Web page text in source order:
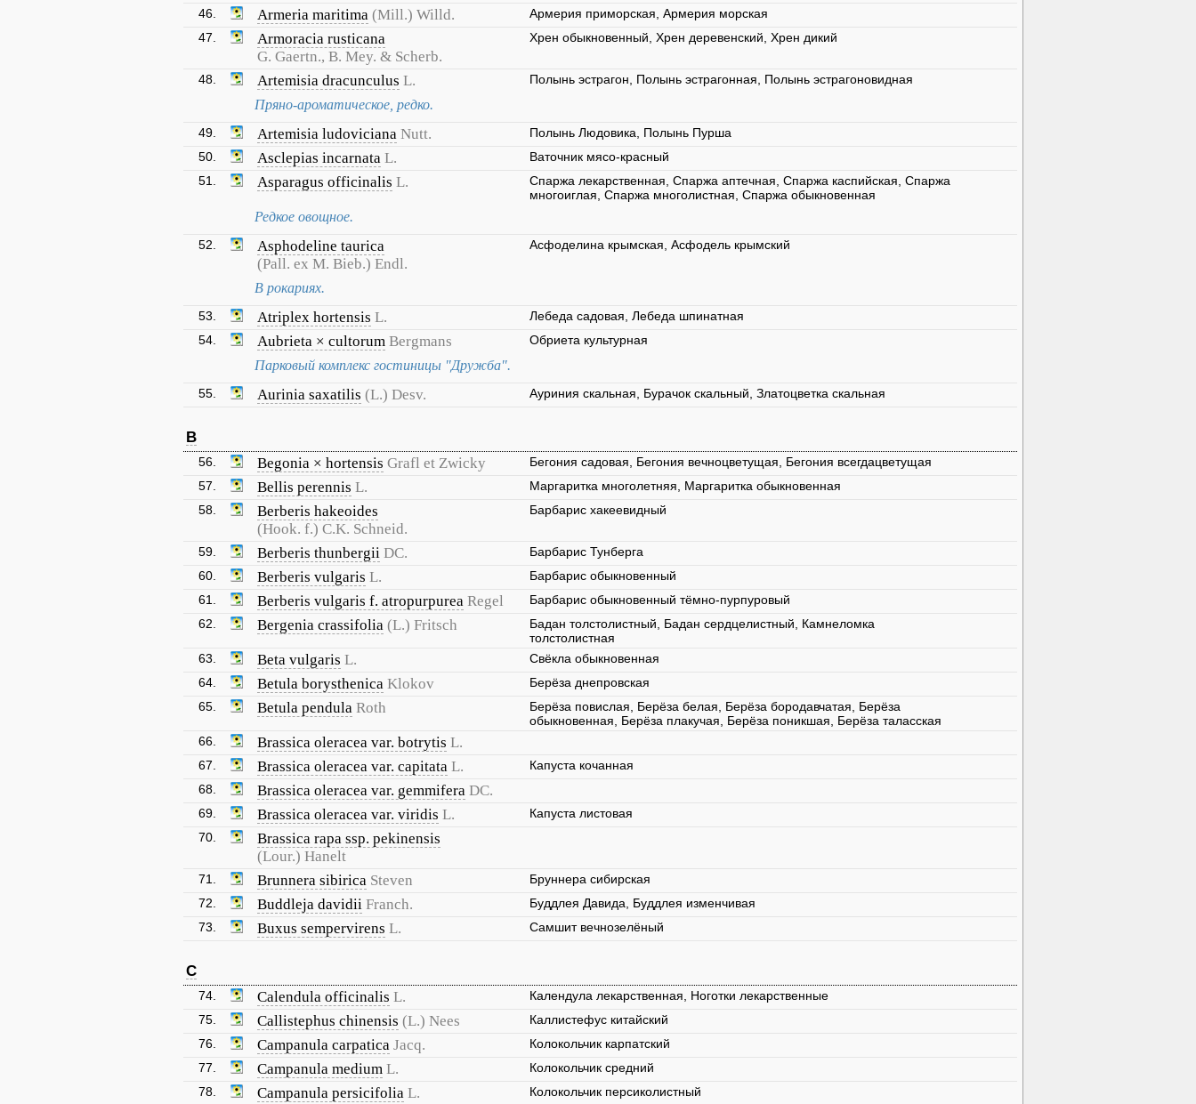
46.
Armeria maritima (Mill.) Willd.
Армерия приморская, Армерия морская
47.
Armoracia rusticana
G. Gaertn., B. Mey. & Scherb.
Хрен обыкновенный, Хрен деревенский, Хрен дикий
48. Artemisia dracunculus L. Полынь эстрагон, Полынь эстрагонная, Полынь эстрагоновидная
Пряно-ароматическое, редко.
49. Artemisia ludoviciana Nutt.
Полынь Людовика, Полынь Пурша
50.
Asclepias incarnata L.
Ваточник мясо-красный
51.
Asparagus officinalis L.
Спаржа лекарственная, Спаржа аптечная, Спаржа каспийская, Спаржа
многоиглая, Спаржа многолистная, Спаржа обыкновенная
Редкое овощное.
52.
Asphodeline taurica
(Pall. ex M. Bieb.) Endl.
Асфоделина крымская, Асфодель крымский
В рокариях.
53. Atriplex hortensis L.
Лебеда садовая, Лебеда шпинатная
54.
Aubrieta × cultorum Bergmans Обриета культурная
Парковый комплекс гостиницы "Дружба".
55. Aurinia saxatilis (L.) Desv. Ауриния скальная, Бурачок скальный, Златоцветка скальная
B
56. Begonia × hortensis Grafl et Zwicky
Бегония садовая, Бегония вечноцветущая, Бегония всегдацветущая
57.
Bellis perennis L.
Маргаритка многолетняя, Маргаритка обыкновенная
58.
Berberis hakeoides
(Hook. f.) C.K. Schneid.
Барбарис хакеевидный
59. Berberis thunbergii DC.
Барбарис Тунберга
60.
Berberis vulgaris L.
Барбарис обыкновенный
61.
Berberis vulgaris f. atropurpurea Regel
Барбарис обыкновенный тёмно-пурпуровый
62.
Bergenia crassifolia (L.) Fritsch
Бадан толстолистный, Бадан сердцелистный, Камнеломка
толстолистная
63.
Beta vulgaris L.
Свёкла обыкновенная
64.
Betula borysthenica Klokov
Берёза днепровская
65.
Betula pendula Roth
Берёза повислая, Берёза белая, Берёза бородавчатая, Берёза
обыкновенная, Берёза плакучая, Берёза поникшая, Берёза таласская
66.
Brassica oleracea var. botrytis L.
67. Brassica oleracea var. capitata L.
Капуста кочанная
68.
Brassica oleracea var. gemmifera DC.
69. Brassica oleracea var. viridis L.
Капуста листовая
70.
Brassica rapa ssp. pekinensis
(Lour.) Hanelt
71. Brunnera sibirica Steven
Бруннера сибирская
72.
Buddleja davidii Franch.
Буддлея Давида, Буддлея изменчивая
73.
Buxus sempervirens L. Самшит вечнозелёный
C
74. Calendula officinalis L.
Календула лекарственная, Ноготки лекарственные
75.
Callistephus chinensis (L.) Nees
Каллистефус китайский
76.
Campanula carpatica Jacq.
Колокольчик карпатский
77.
Campanula medium L.
Колокольчик средний
78.
Campanula persicifolia L. Колокольчик персиколистный